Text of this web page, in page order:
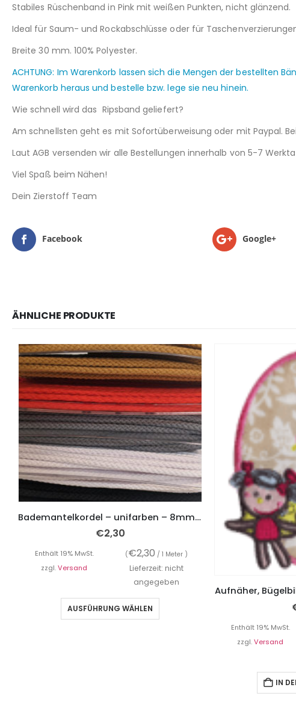
Stabiles Rüschenband in Pink mit weißen Punkten, nicht glänzend.
Ideal für Saum- und Rockabschlüsse oder für
Breite 30 mm. 100% Polyester.
ACHTUNG: Im Warenkorb lassen sich die Mengen der bestellten
Warenkorb heraus und bestelle bzw. lege sie neu hinein.
Wie schnell wird das Ripsband geliefert?
Am schnellsten geht es mit Sofortüberweisung oder mit Paypal.
Laut AGB versenden wir alle Bestellungen innerhalb von 5-7
Viel Spaß beim Nähen!
Dein Zierstoff Team
Facebook Google+
ÄHNLICHE PRODUKTE
Bademantelkordel – unifarben – 8mm breit – 1 Meter
€2,30
Enthält 19% MwSt. (€2,30 / 1 Meter )
zzgl.Versand
Lieferzeit: nicht
angegeben
AUSFÜHRUNG WÄHLEN
Aufnäher,
Enthält 19% MwSt.
zzgl.Versand
IN